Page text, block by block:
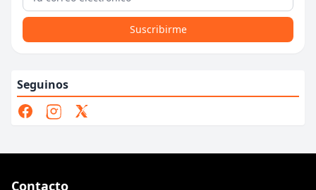
Suscribirme
Seguinos
Contacto